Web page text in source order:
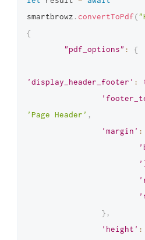
smartbrowz . convertToPdf(
{
"pdf_options" : {
'display_header_footer' :
'Page Header' ,
'margin' :
} ,
'height' :